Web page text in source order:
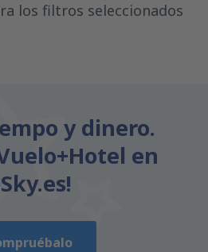
los filtros seleccionados
y dinero.
en